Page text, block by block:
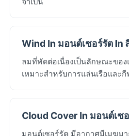
Wind In มอนต์เซอร์รัต In
ลมที่พัดต่อเนื่องเป็นลักษณะขอ
เหมาะสำหรับการแล่นเรือและ
Cloud Cover In มอนต์เซ
มอนต์เซอร์รัต มีอากาศมีเมฆม